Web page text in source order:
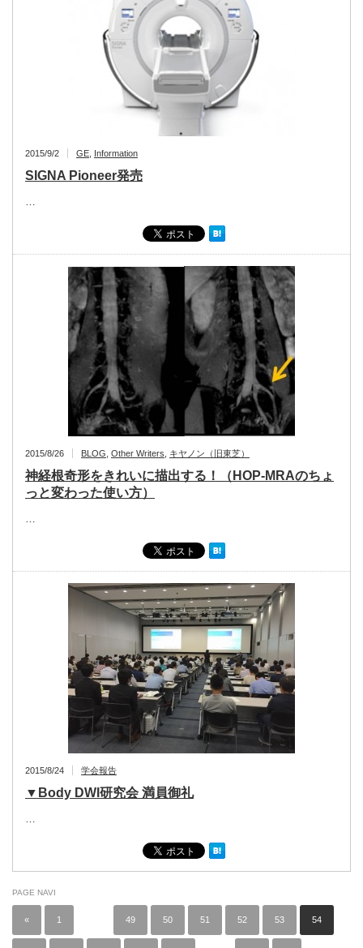
2015/9/2 GE Information
SIGNA Pioneer発売
…
2015/8/26 BLOG Other Writers キヤノン（旧東芝）
神経根奇形をきれいに描出する！（HOP-MRAのちょ
っと変わった使い方）
…
2015/8/24 学会報告
▼Body DWI研究会 満員御礼
…
PAGE NAVI
« 1 49 50 51 52 53 54